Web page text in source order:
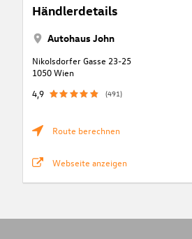
Händlerdetails
Autohaus John
Nikolsdorfer Gasse 23-25
1050 Wien
4,9
(491)
Route berechnen
Webseite anzeigen